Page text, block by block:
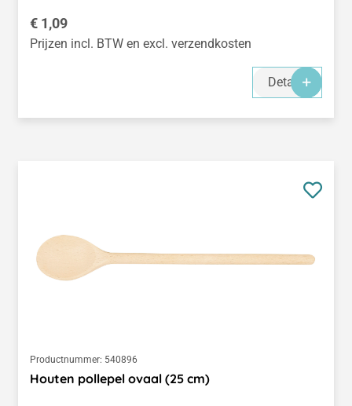
Normale prijs:
€ 1,09
Prijzen incl. BTW en excl. verzendkosten
Details
Productnummer: 540896
Houten pollepel ovaal (25 cm)